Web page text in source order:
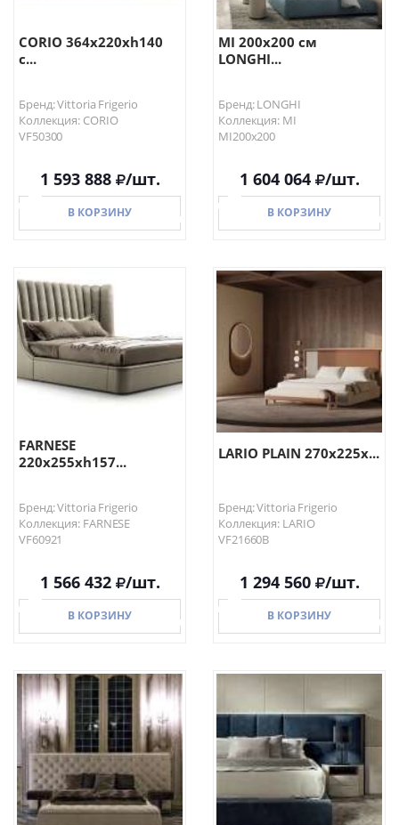
CORIO 364x220xh140
с...
Бренд: Vittoria Frigerio
Коллекция: CORIO
VF50300
1 593 888 /шт.
В КОРЗИНУ
В КОРЗИНУ
MI 200х200 см
LONGHI...
Бренд: LONGHI
Коллекция: MI
MI200х200
1 604 064 /шт.
В КОРЗИНУ
FARNESE
220x255xh157...
Бренд: Vittoria Frigerio
Коллекция: FARNESE
VF60921
1 566 432 /шт.
В КОРЗИНУ
В КОРЗИНУ
LARIO PLAIN 270x225x...
Бренд: Vittoria Frigerio
Коллекция: LARIO
VF21660B
1 294 560 /шт.
В КОРЗИНУ
В КОРЗИНУ